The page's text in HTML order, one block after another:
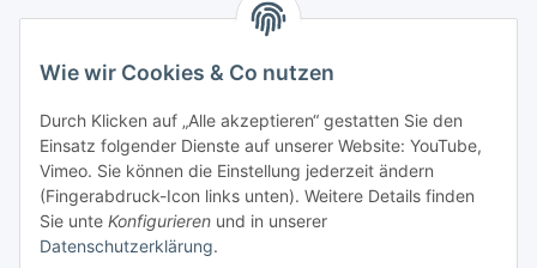
Wie wir Cookies & Co nutzen
Durch Klicken auf „Alle akzeptieren“ gestatten Sie den
Einsatz folgender Dienste auf unserer Website: YouTube,
Vimeo. Sie können die Einstellung jederzeit ändern
(Fingerabdruck-Icon links unten). Weitere Details finden
Sie unte Konfigurieren und in unserer
Datenschutzerklärung.